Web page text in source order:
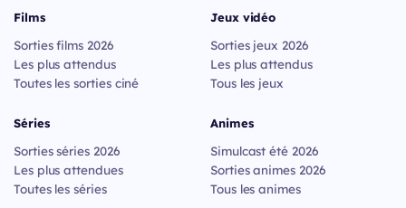
Films
Sorties films 2026
Les plus attendus
Toutes les sorties ciné
Séries
Sorties séries 2026
Les plus attendues
Toutes les séries
Jeux vidéo
Sorties jeux 2026
Les plus attendus
Tous les jeux
Animes
Simulcast été 2026
Sorties animes 2026
Tous les animes